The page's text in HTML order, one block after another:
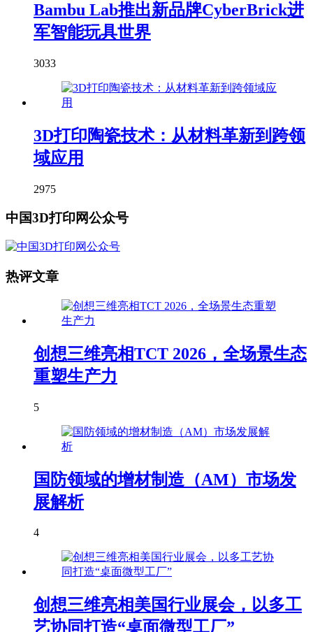
Bambu Lab推出新品牌CyberBrick进
军智能玩具世界
3033
3D打印陶瓷技术：从材料革新到跨领
域应用
2975
中国3D打印网公众号
热评文章
创想三维亮相TCT 2026，全场景生态
重塑生产力
5
国防领域的增材制造（AM）市场发
展解析
4
创想三维亮相美国行业展会，以多工
艺协同打造“桌面微型工厂”